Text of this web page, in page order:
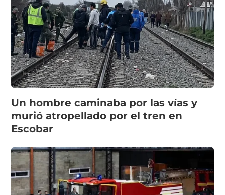
Un hombre caminaba por las vías y
murió atropellado por el tren en
Escobar